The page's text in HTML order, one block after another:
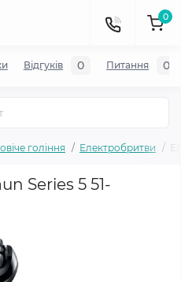
0
гоління Електробритви
Series 5 51-
Відгуків 0 Питання 0